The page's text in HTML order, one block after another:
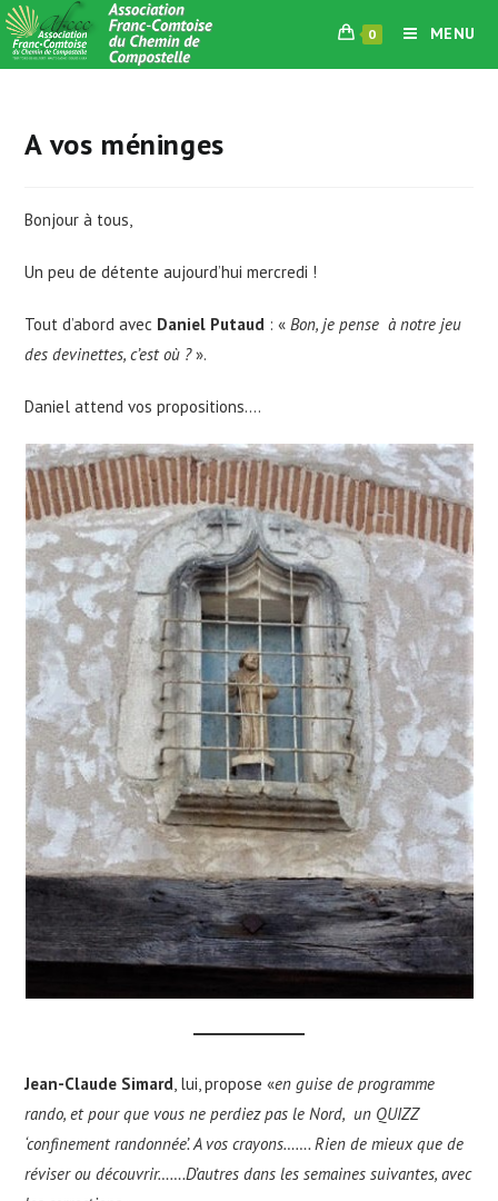
Skip
to
content
0 MENU
A vos méninges
Bonjour à tous,
Un peu de détente aujourd’hui mercredi !
Tout d’abord avec Daniel Putaud : «Bon, je pense à notre jeu
des devinettes, c’est où ?».
Daniel attend vos propositions….
Jean-Claude Simard, lui, propose «en guise de programme
rando, et pour que vous ne perdiez pas le Nord, un QUIZZ
‘confinement randonnée’. A vos crayons……. Rien de mieux que de
réviser ou découvrir…….D’autres dans les semaines suivantes, avec